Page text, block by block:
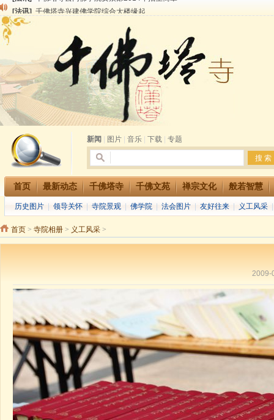
[法讯] 千佛塔寺兴建佛学院综合大楼缘起
[法讯]
千佛塔寺阅藏堂周末阅藏报名通知
清明节祭祖报恩地藏法会
[法讯]
本寺方丈上明下慧尼和尚开讲《六祖坛经》
[法讯] 2015-3-26师父于法堂对大众的开示
[法讯]
广东千佛塔寺云门佛学院女众部 2016年招生简章
[法讯]
恭请海涛法师莅临千佛塔寺弘法
[法讯]
2014年七月大法会 祈福息灾地藏七 冥阳两利普渡群蒙盂兰盆
[法讯] 千佛塔寺云门佛学院女众部2014年招生简章
新闻
图片 音乐 下载 专题
首页 最新动态 千佛塔寺 千佛文苑 禅宗文化 般若智慧
历史图片 领导关怀 寺院景观 佛学院 法会图片 友好往来 义工风采
首页 > 寺院相册 > 义工风采 >
2009-